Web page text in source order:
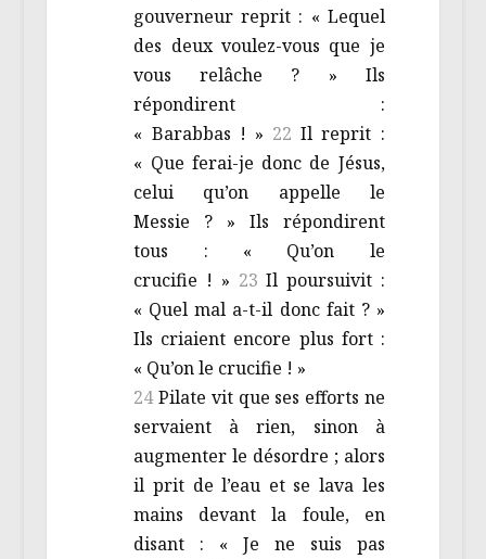
gouverneur reprit : « Lequel
des deux voulez-vous que je
vous relâche ? » Ils
répondirent :
« Barabbas ! » 22Il reprit :
« Que ferai-je donc de Jésus,
celui qu’on appelle le
Messie ? » Ils répondirent
tous : « Qu’on le
crucifie ! » 23Il poursuivit :
« Quel mal a-t-il donc fait ? »
Ils criaient encore plus fort :
« Qu’on le crucifie ! »
24Pilate vit que ses efforts ne
servaient à rien, sinon à
augmenter le désordre ; alors
il prit de l’eau et se lava les
mains devant la foule, en
disant : « Je ne suis pas